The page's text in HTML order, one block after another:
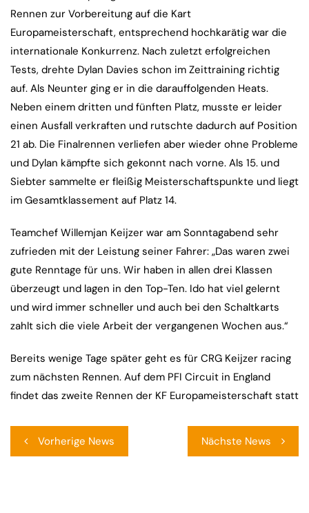
Rennen zur Vorbereitung auf die Kart
Europameisterschaft, entsprechend hochkarätig war die
internationale Konkurrenz. Nach zuletzt erfolgreichen
Tests, drehte Dylan Davies schon im Zeittraining richtig
auf. Als Neunter ging er in die darauffolgenden Heats.
Neben einem dritten und fünften Platz, musste er leider
einen Ausfall verkraften und rutschte dadurch auf Position
21 ab. Die Finalrennen verliefen aber wieder ohne Probleme
und Dylan kämpfte sich gekonnt nach vorne. Als 15. und
Siebter sammelte er fleißig Meisterschaftspunkte und liegt
im Gesamtklassement auf Platz 14.
Teamchef Willemjan Keijzer war am Sonntagabend sehr
zufrieden mit der Leistung seiner Fahrer: „Das waren zwei
gute Renntage für uns. Wir haben in allen drei Klassen
überzeugt und lagen in den Top-Ten. Ido hat viel gelernt
und wird immer schneller und auch bei den Schaltkarts
zahlt sich die viele Arbeit der vergangenen Wochen aus.“
Bereits wenige Tage später geht es für CRG Keijzer racing
zum nächsten Rennen. Auf dem PFI Circuit in England
findet das zweite Rennen der KF Europameisterschaft statt
Vorherige News Nächste News